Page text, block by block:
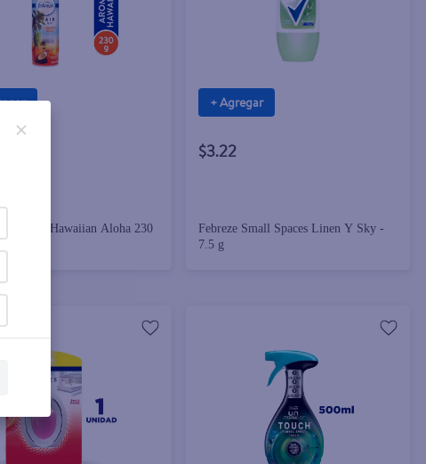
Air Mist Hawaiian Aloha 230
+ Agregar
$3.22
Febreze Small Spaces Linen Y Sky -
7.5 g